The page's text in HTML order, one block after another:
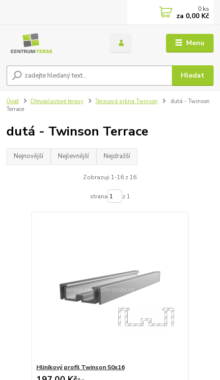
Menu
Hledat
0 ks
za 0,00 Kč
Úvod Dřevoplastové terasy Terasová prkna Twinson
dutá - Twinson
Terrace
dutá - Twinson Terrace
Nejnovější Nejlevnější Nejdražší
Zobrazuji 1-16 z 16
strana z 1
Hliníkový profil Twinson 50x16